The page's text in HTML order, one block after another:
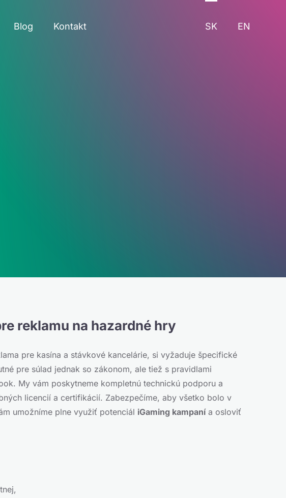
Blog Kontakt SK EN
reklamu na hazardné hry
pre kasína a stávkové kancelárie, si vyžaduje špecifické
pre súlad jednak so zákonom, ale tiež s pravidlami
My vám poskytneme kompletnú technickú podporu a
licencií a certifikácií. Zabezpečíme, aby všetko bolo v
umožníme plne využiť potenciál iGaming kampanía osloviť